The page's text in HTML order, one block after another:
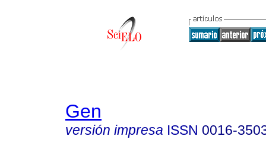
Gen
versión impresa ISSN 0016-